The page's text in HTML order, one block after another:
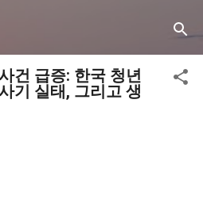
츠로 건너뛰기
건 급증: 한국 청년
기 실태, 그리고 생